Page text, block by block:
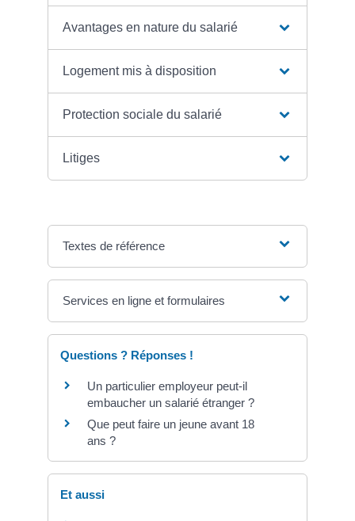
Avantages en nature du salarié
Logement mis à disposition
Protection sociale du salarié
Litiges
Textes de référence
Services en ligne et formulaires
Questions ? Réponses !
Un particulier employeur peut-il
embaucher un salarié étranger ?
Que peut faire un jeune avant 18
ans ?
Et aussi